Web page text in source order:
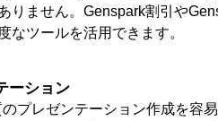
りません。 Genspark割引や
なツールを活用できます。
ーショ ン
プレゼンテーション作成を容